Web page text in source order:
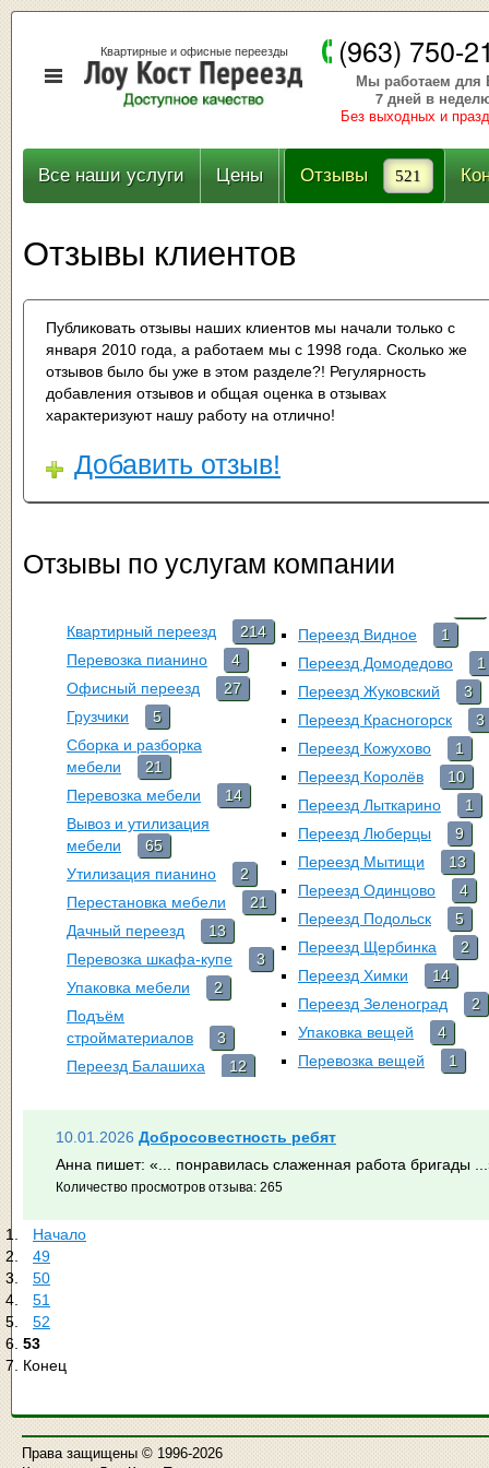
Квартирные и офисные переезды (963) 750-
Мы работаем для
7 дней в
Без выходных и
Все наши услуги Цены Отзывы 521
Отзывы клиентов
Публиковать отзывы наших клиентов мы начали только с
января 2010 года, а работаем мы с 1998 года. Сколько же
отзывов было бы уже в этом разделе?! Регулярность
добавления отзывов и общая оценка в отзывах
характеризуют нашу работу на отлично!
Добавить отзыв!
Отзывы по услугам компании
Квартирный переезд
214
Перевозка пианино
4
Офисный переезд
27
Грузчики
5
Сборка и разборка
мебели
21
Перевозка мебели
14
Вывоз и утилизация
мебели
65
Утилизация пианино
2
Перестановка мебели
21
Дачный переезд
13
Перевозка шкафа-купе
3
Упаковка мебели
2
Подъём
стройматериалов
3
Переезд Балашиха
12
Переезд Видное
1
Переезд Домодедово
1
Переезд Жуковский
3
Переезд Красногорск
3
Переезд Кожухово
1
Переезд Королёв
10
Переезд Лыткарино
1
Переезд Люберцы
9
Переезд Мытищи
13
Переезд Одинцово
4
Переезд Подольск
5
Переезд Щербинка
2
Переезд Химки
14
Переезд Зеленоград
2
Упаковка вещей
4
Перевозка вещей
1
10.01.2026 Добросовестность ребят
Анна пишет: «... понравилась слаженная работа бригады
Количество просмотров отзыва: 265
Начало
49
50
51
52
53
Конец
Права защищены © 1996-2026